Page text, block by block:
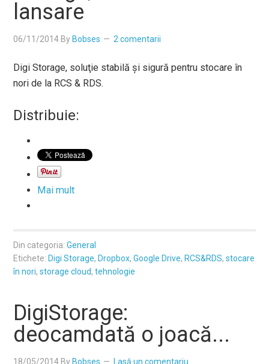
lansare
06/11/2014 By Bobses 2 comentarii
Digi Storage, soluţie stabilă şi sigură pentru stocare în
nori de la RCS & RDS.
Distribuie:
Mai mult
Din categoria:General
Etichete: Digi Storage, Dropbox,Google Drive, RCS&RDS,stocare
în nori,storage cloud,tehnologie
DigiStorage:
deocamdată o joacă...
18/05/2014 By Bobses Lasă un comentariu